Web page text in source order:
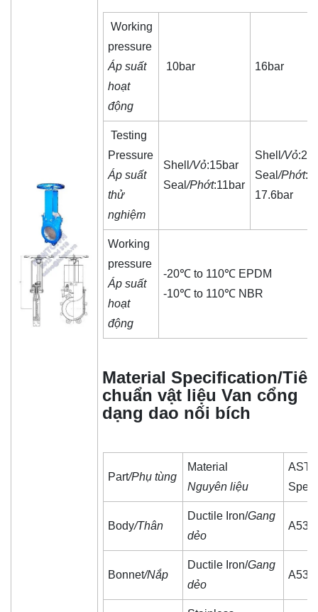
Working
pressure
Áp suất
hoạt
động
10bar 16bar
Testing
Pressure
Áp suất
thử
nghiệm
Shell/Vỏ:15bar
Seal/Phớt:11bar
Shell/Vỏ
Seal/Phớt:
17.6bar
Working
pressure
Áp suất
hoạt
động
-20℃ to 110℃ EPDM
-10℃ to 110℃ NBR
Material Specification/Tiêu
chuẩn vật liệu Van cổng
dạng dao nối bích
Part/Phụ tùng
Material
Nguyên liệu
Spec
Body/Thân
Ductile Iron/Gang
dẻo
A536
Bonnet/Nắp
Ductile Iron/Gang
dẻo
A536